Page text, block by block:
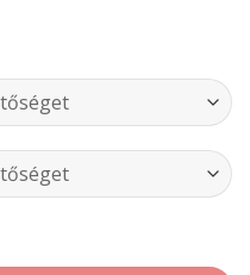
és színesfémekre